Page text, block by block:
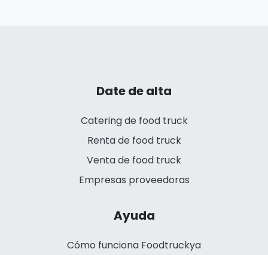
Date de alta
Catering de food truck
Renta de food truck
Venta de food truck
Empresas proveedoras
Ayuda
Cómo funciona Foodtruckya